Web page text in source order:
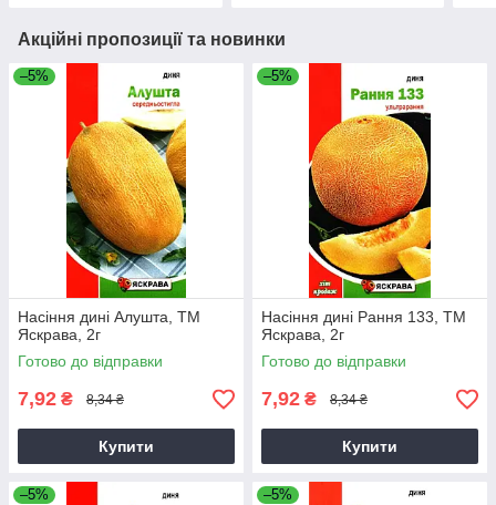
Акційні пропозиції та новинки
–5%
Насіння дині Алушта, ТМ
Яскрава, 2г
Готово до відправки
7,92 ₴ 8,34 ₴
Купити
–5%
Насіння дині Рання 133, ТМ
Яскрава, 2г
Готово до відправки
7,92 ₴ 8,34 ₴
Купити
–5% –5%